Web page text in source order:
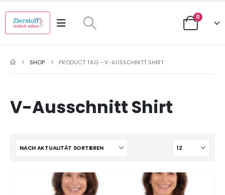
0
SHOP PRODUCT TAG -V-AUSSCHNITT SHIRT
V-Ausschnitt Shirt